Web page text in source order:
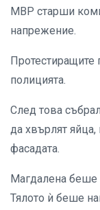
МВР старши
напрежение.
Протестиращите
полицията.
След това
да хвърлят
фасадата.
Магдалена беше
Тялото ѝ беше